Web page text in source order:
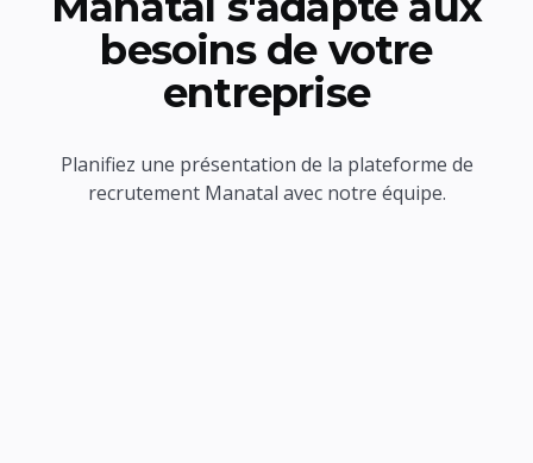
besoins de votre
entreprise
Planifiez une présentation de la plateforme de
recrutement Manatal avec notre équipe.